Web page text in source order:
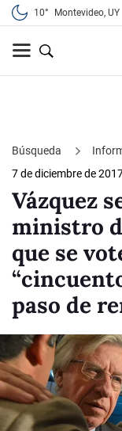
10° Montevideo, UY
Búsqueda
7 de diciembre de
Vázquez
ministro
que se
paso de